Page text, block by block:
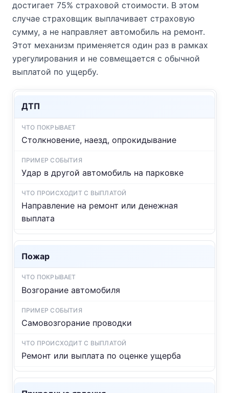
достигает 75% страховой стоимости. В этом
случае страховщик выплачивает страховую
сумму, а не направляет автомобиль на ремонт.
Этот механизм применяется один раз в рамках
урегулирования и не совмещается с обычной
выплатой по ущербу.
ДТП
Столкновение, наезд, опрокидывание
Удар в другой автомобиль на парковке
Направление на ремонт или денежная
выплата
Пожар
Возгорание автомобиля
Самовозгорание проводки
Ремонт или выплата по оценке ущерба